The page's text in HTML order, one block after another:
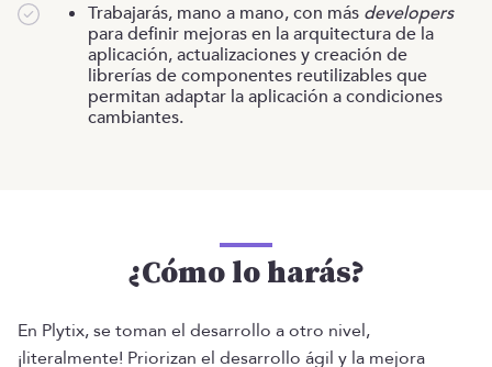
Trabajarás, mano a mano, con más developers
para definir mejoras en la arquitectura de la
aplicación, actualizaciones y creación de
librerías de componentes reutilizables que
permitan adaptar la aplicación a condiciones
cambiantes.
¿Cómo lo harás?
En Plytix, se toman el desarrollo a otro nivel,
¡literalmente! Priorizan el desarrollo ágil y la mejora